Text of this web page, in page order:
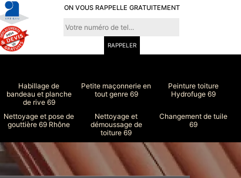
ON VOUS RAPPELLE GRATUITEMENT
Habillage de
bandeau et planche
de rive 69
Petite maçonnerie en
tout genre 69
Peinture toiture
Hydrofuge 69
Nettoyage et pose de
gouttière 69 Rhône
Nettoyage et
démoussage de
toiture 69
Changement de tuile
69